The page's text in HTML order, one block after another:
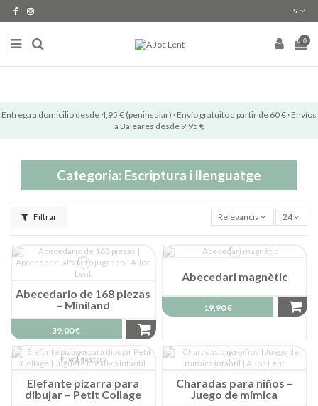
ES
0
Entrega a domicilio desde 4,95 € (peninsular) · Envío gratuito a partir de 60 € · Envíos
a Baleares desde 9,95 €
Categoría: Escriptura i llenguatge
Filtrar Relevancia 24
Abecedario de 168 piezas
– Miniland
39,00 €
Abecedari magnètic
19,90 €
Fuera de stock
Elefante pizarra para
dibujar – Petit Collage
Charadas para niños –
Juego de mímica